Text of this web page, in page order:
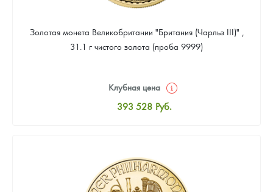
Золотая монета Великобритании "Британия (Чарльз III)" ,
31.1 г чистого золота (проба 9999)
Клубная цена
393 528 Руб.
Цена выкупа
373 851 Руб.